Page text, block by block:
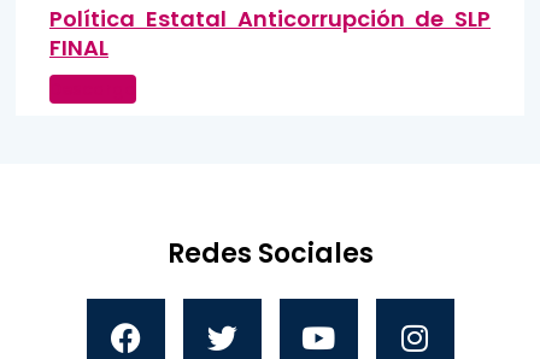
Política Estatal Anticorrupción de SLP
FINAL
Redes Sociales